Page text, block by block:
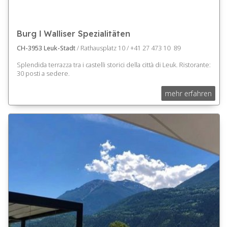
Burg l Walliser Spezialitäten
CH-3953 Leuk-Stadt/ Rathausplatz 10 / +41 27 473 10 89
Splendida terrazza tra i castelli storici della città di Leuk. Ristorante:
30 posti a sedere.
mehr erfahren